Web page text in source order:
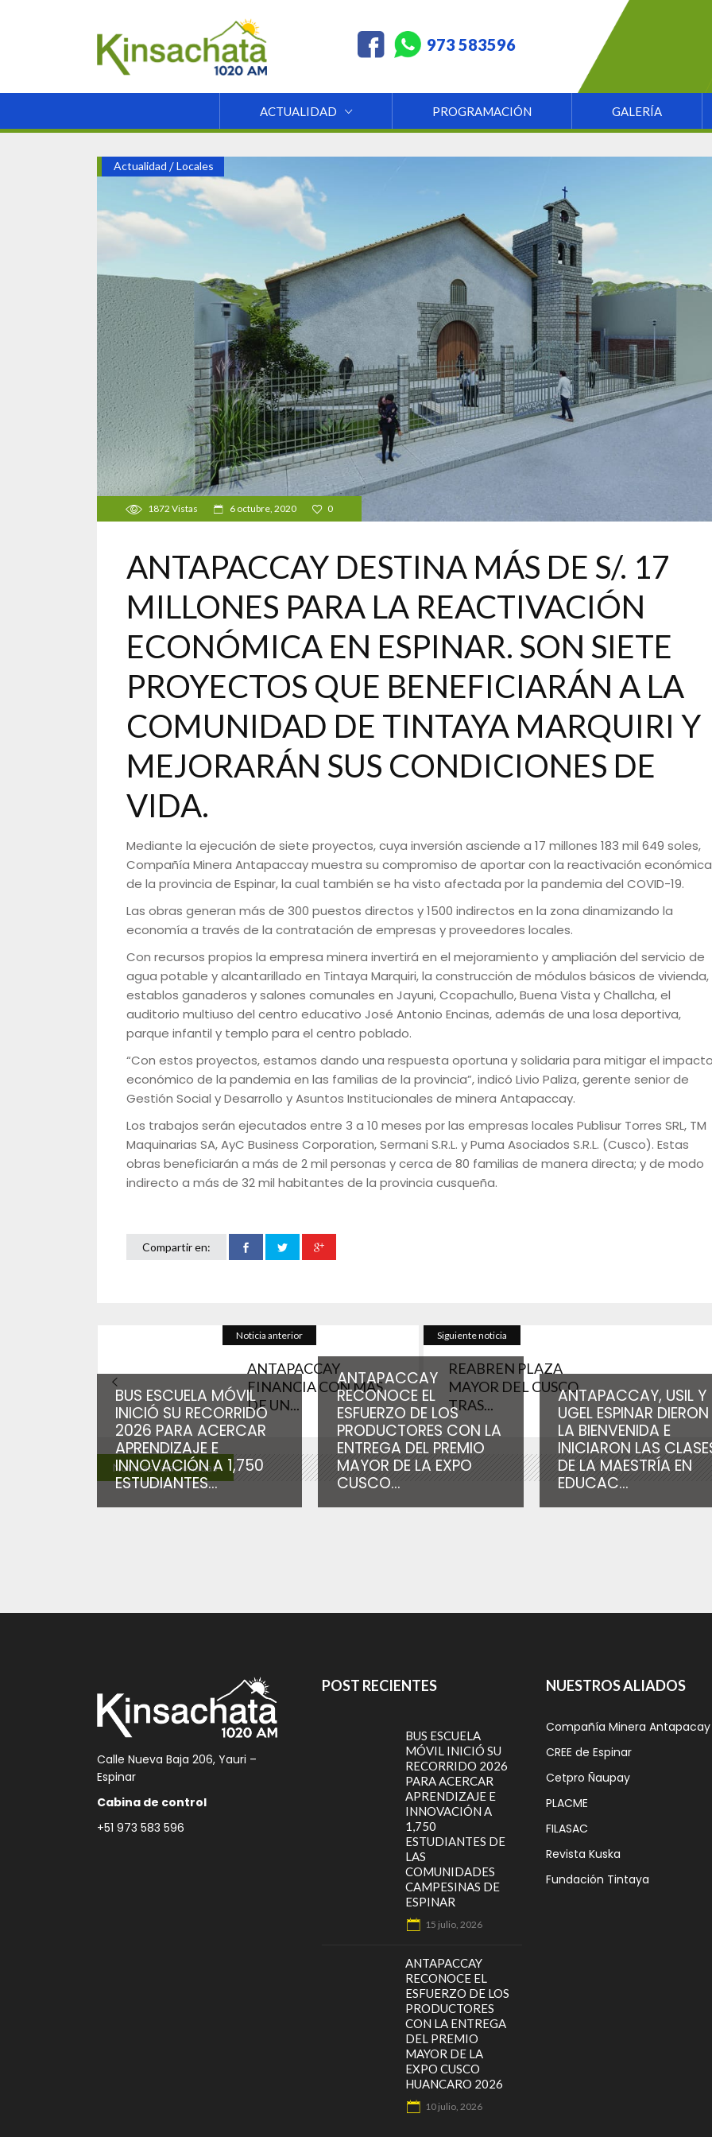
973 583596
ACTUALIDAD PROGRAMACIÓN GALERÍA
Actualidad /Locales
1872 Vistas 6 octubre, 2020 0
ANTAPACCAY DESTINA MÁS DE S/. 17
MILLONES PARA LA REACTIVACIÓN
ECONÓMICA EN ESPINAR. SON SIETE
PROYECTOS QUE BENEFICIARÁN A LA
COMUNIDAD DE TINTAYA MARQUIRI Y
MEJORARÁN SUS CONDICIONES DE
VIDA.
Mediante la ejecución de siete proyectos, cuya inversión asciende a 17 millones 183 mil 649 soles,
Compañía Minera Antapaccay muestra su compromiso de aportar con la reactivación económica
de la provincia de Espinar, la cual también se ha visto afectada por la pandemia del COVID-19.
Las obras generan más de 300 puestos directos y 1500 indirectos en la zona dinamizando la
economía a través de la contratación de empresas y proveedores locales.
Con recursos propios la empresa minera invertirá en el mejoramiento y ampliación del servicio de
agua potable y alcantarillado en Tintaya Marquiri, la construcción de módulos básicos de vivienda,
establos ganaderos y salones comunales en Jayuni, Ccopachullo, Buena Vista y Challcha, el
auditorio multiuso del centro educativo José Antonio Encinas, además de una losa deportiva,
parque infantil y templo para el centro poblado.
“Con estos proyectos, estamos dando una respuesta oportuna y solidaria para mitigar el
económico de la pandemia en las familias de la provincia”, indicó Livio Paliza, gerente senior de
Gestión Social y Desarrollo y Asuntos Institucionales de minera Antapaccay.
Los trabajos serán ejecutados entre 3 a 10 meses por las empresas locales Publisur Torres SRL, TM
Maquinarias SA, AyC Business Corporation, Sermani S.R.L. y Puma Asociados S.R.L. (Cusco). Estas
obras beneficiarán a más de 2 mil personas y cerca de 80 familias de manera directa; y de modo
indirecto a más de 32 mil habitantes de la provincia cusqueña.
Compartir en:
Noticia anterior
ANTAPACCAY
FINANCIA CON MÁS
DE UN...
Siguiente noticia
REABREN PLAZA
MAYOR DEL CUSCO
TRAS...
Noticias relacionadas
BUS ESCUELA MÓVIL
INICIÓ SU RECORRIDO
2026 PARA ACERCAR
APRENDIZAJE E
INNOVACIÓN A 1,750
ESTUDIANTES...
ANTAPACCAY
RECONOCE EL
ESFUERZO DE LOS
PRODUCTORES CON LA
ENTREGA DEL PREMIO
MAYOR DE LA EXPO
CUSCO...
ANTAPACCAY, USIL Y
UGEL ESPINAR DIERON
LA BIENVENIDA E
INICIARON LAS
DE LA MAESTRÍA EN
EDUCAC...
Calle Nueva Baja 206, Yauri –
Espinar
Cabina de control
+51 973 583 596
POST RECIENTES
BUS ESCUELA
MÓVIL INICIÓ SU
RECORRIDO 2026
PARA ACERCAR
APRENDIZAJE E
INNOVACIÓN A
1,750
ESTUDIANTES DE
LAS
COMUNIDADES
CAMPESINAS DE
ESPINAR
15 julio, 2026
ANTAPACCAY
RECONOCE EL
ESFUERZO DE LOS
PRODUCTORES
CON LA ENTREGA
DEL PREMIO
MAYOR DE LA
EXPO CUSCO
HUANCARO 2026
10 julio, 2026
NUESTROS ALIADOS
Compañía Minera Antapacay
CREE de Espinar
Cetpro Ñaupay
PLACME
FILASAC
Revista Kuska
Fundación Tintaya